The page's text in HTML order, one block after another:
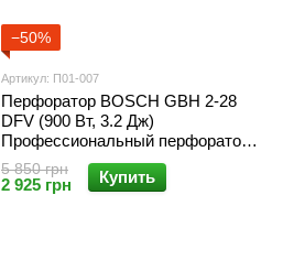
−50%
Артикул: П01-007
Перфоратор BOSCH GBH 2-28
DFV (900 Вт, 3.2 Дж)
Профессиональный перфоратор
Бош
5 850 грн
2 925 грн Купить